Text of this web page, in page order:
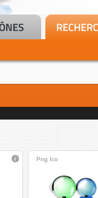
Png Ico